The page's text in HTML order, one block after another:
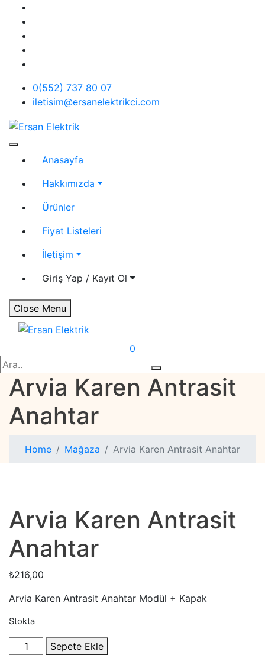
content
0(552) 737 80 07
iletisim@ersanelektrikci.com
Ersan Elektrik
Elektrik | Otomasyon
Anasayfa
Hakkımızda
Ürünler
Fiyat Listeleri
İletişim
Giriş Yap / Kayıt Ol
Close Menu
0
Search
Arvia Karen Antrasit
Anahtar
Home Mağaza Arvia Karen Antrasit Anahtar
Arvia Karen Antrasit
Anahtar
₺216,00
Arvia Karen Antrasit Anahtar Modül + Kapak
Stokta
Arvia
Karen
Sepete Ekle